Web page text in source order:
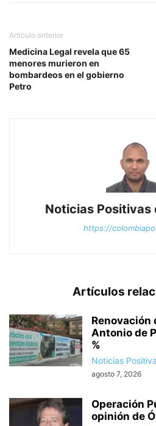
Artículo anterior
Medicina Legal revela que 65
menores murieron en
bombardeos en el gobierno
Petro
Noticias Positivas
https://
Artículos
Renovación
Antonio de
%
Noticias
agosto 7, 2026
Operación
opinión de